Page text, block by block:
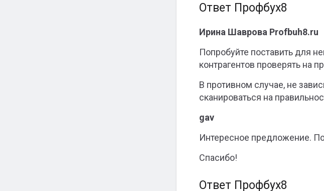
Ответ Профбух8
Ирина Шаврова Profbuh8.ru
Попробуйте поставить для
контрагентов проверять на
В противном случае, не
сканироваться на
gav
Интересное предложение.
Спасибо!
Ответ Профбух8